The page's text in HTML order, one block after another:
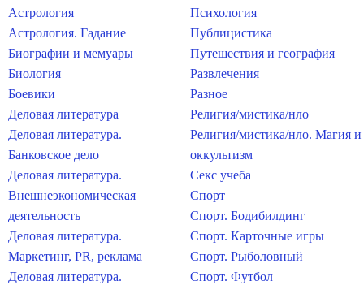
Астрология
Астрология. Гадание
Биографии и мемуары
Биология
Боевики
Деловая литература
Деловая литература.
Банковское дело
Деловая литература.
Внешнеэкономическая
деятельность
Деловая литература.
Маркетинг, PR, реклама
Деловая литература.
Психология
Публицистика
Путешествия и география
Развлечения
Разное
Религия/мистика/нло
Религия/мистика/нло. Магия и
оккультизм
Секс учеба
Спорт
Спорт. Бодибилдинг
Спорт. Карточные игры
Спорт. Рыболовный
Спорт. Футбол